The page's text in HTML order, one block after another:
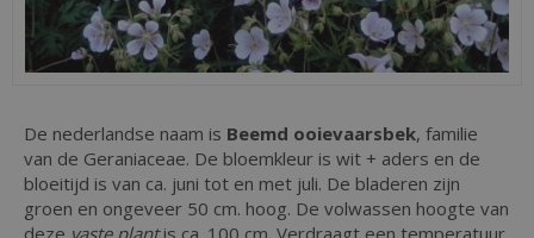
De nederlandse naam is Beemd ooievaarsbek, familie
van de Geraniaceae. De bloemkleur is wit + aders en de
bloeitijd is van ca. juni tot en met juli. De bladeren zijn
groen en ongeveer 50 cm. hoog. De volwassen hoogte van
deze vaste plantis ca. 100 cm. Verdraagt een temperatuur